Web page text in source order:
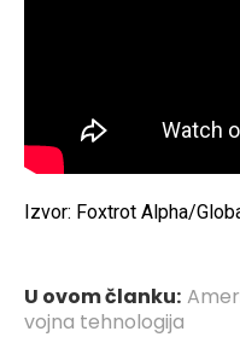
Izvor: Foxtrot Alpha/
U ovom članku:
vojna tehnologija